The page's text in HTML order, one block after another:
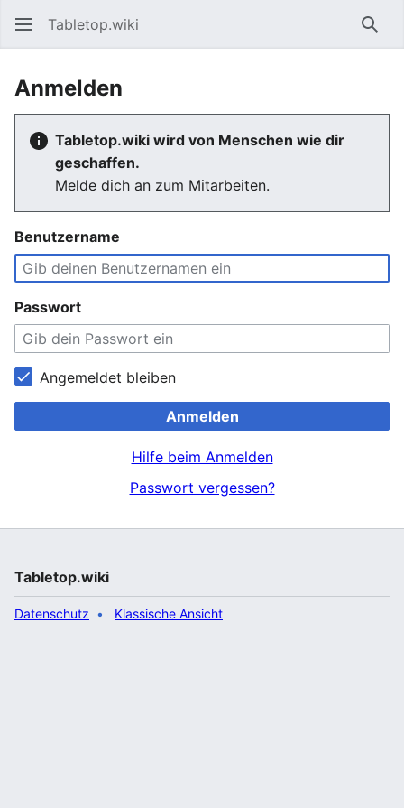
Tabletop.wiki
Anmelden
Tabletop.wiki wird von Menschen wie dir
geschaffen.
Melde dich an zum Mitarbeiten.
Benutzername
Passwort
Angemeldet bleiben
Anmelden
Hilfe beim Anmelden
Passwort vergessen?
Tabletop.wiki
Datenschutz Klassische Ansicht